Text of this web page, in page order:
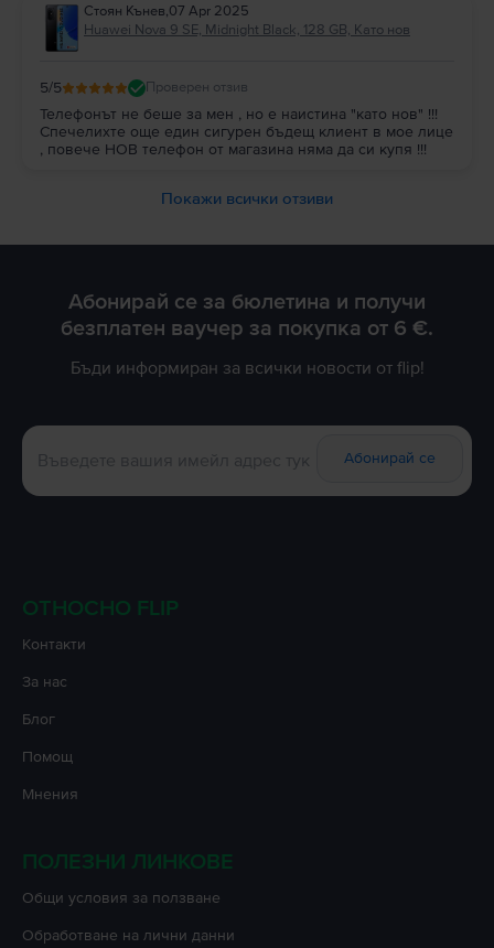
Стоян Кънев,07 Apr 2025
Huawei Nova 9 SE, Midnight Black, 128 GB, Като нов
5/5 Проверен отзив
Телефонът не беше за мен , но е наистина "като нов" !!!
Спечелихте още един сигурен бъдещ клиент в мое лице
, повече НОВ телефон от магазина няма да си купя !!!
Покажи всички отзиви
Абонирай се за бюлетина и получи
безплатен ваучер за покупка от 6 €.
Бъди информиран за всички новости от flip!
Абонирай се
ОТНОСНО FLIP
Контакти
За нас
Блог
Помощ
Мнения
ПОЛЕЗНИ ЛИНКОВЕ
Oбщи условия за ползване
Oбработване на лични данни